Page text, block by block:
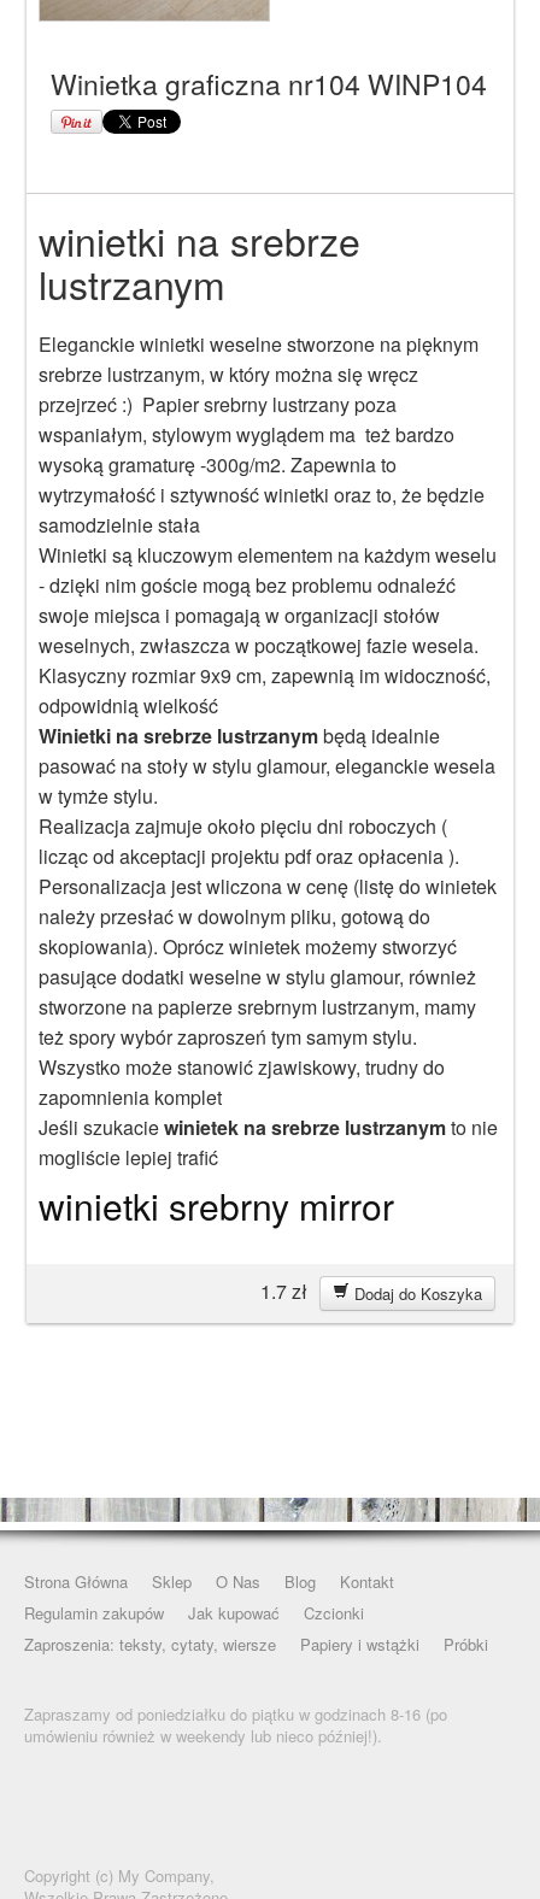
Winietka graficzna nr104 WINP104
winietki na srebrze
lustrzanym
Eleganckie winietki weselne stworzone na pięknym
srebrze lustrzanym, w który można się wręcz
przejrzeć :) Papier srebrny lustrzany poza
wspaniałym, stylowym wyglądem ma też bardzo
wysoką gramaturę -300g/m2. Zapewnia to
wytrzymałość i sztywność winietki oraz to, że będzie
samodzielnie stała
Winietki są kluczowym elementem na każdym weselu
- dzięki nim goście mogą bez problemu odnaleźć
swoje miejsca i pomagają w organizacji stołów
weselnych, zwłaszcza w początkowej fazie wesela.
Klasyczny rozmiar 9x9 cm, zapewnią im widoczność,
odpowidnią wielkość
Winietki na srebrze lustrzanymbędą idealnie
pasować na stoły w stylu glamour, eleganckie wesela
w tymże stylu.
Realizacja zajmuje około pięciu dni roboczych (
licząc od akceptacji projektu pdf oraz opłacenia ).
Personalizacja jest wliczona w cenę (listę do winietek
należy przesłać w dowolnym pliku, gotową do
skopiowania). Oprócz winietek możemy stworzyć
pasujące dodatki weselne w stylu glamour, również
stworzone na papierze srebrnym lustrzanym, mamy
też spory wybór zaproszeń tym samym stylu.
Wszystko może stanowić zjawiskowy, trudny do
zapomnienia komplet
Jeśli szukaciewinietek na srebrze lustrzanymto nie
mogliście lepiej trafić
winietki srebrny mirror
Dodaj do Koszyka
1.7zł
Strona Główna Sklep O Nas Blog
Kontakt
Regulamin zakupów
Jak kupować
Czcionki
Zaproszenia: teksty, cytaty, wiersze
Papiery i wstążki Próbki
Zapraszamy od poniedziałku do piątku w godzinach 8-16 (po
umówieniu również w weekendy lub nieco później!).
Copyright (c) My Company,